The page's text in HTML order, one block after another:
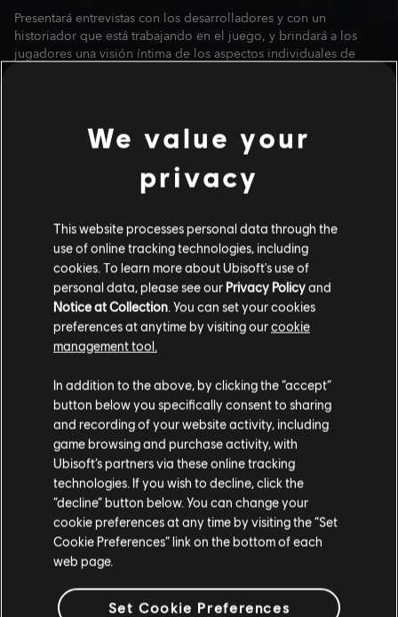
Presentará entrevistas con los desarrolladores y con un
historiador que está trabajando en el juego, y brindará a los
jugadores una visión íntima de los aspectos individuales de
combate y la exploración naval en el mundo abierto del juego y
la recreación de la antigua Grecia.
El primer episodio de Behind the Odyssey, las mecánicas RPG,
se enfocará en cómo los jugadores pueden moldear su
sus consecuencias forman parte de cada aspecto del juego,
desde los diálogos con el jugador hasta los combates y el
modo de juego naval ¿Jugarás como Alexios o como
Kassandra? ¿Por quién lucharás? ¿A quién amarás? En Assassin's
Creed Odyssey decidirás cómo se desarrollará tu historia. No te
pierdas ni este y ni todos los demás episodios de Behind the
Odyssey,todos los jueves a las 2:00 p. m. PT en el canal de
Facebook de Assassin's Creed
Assassin's Creed Odyssey será lanzado para PS4, Xbox One y
PC el 5 de octubre.
Compartir:
We value your
privacy
This website processes personal data through the
use of online tracking technologies, including
cookies. To learn more about Ubisoft's use of
personal data, please see our Privacy Policyand
Notice at Collection . You can set your cookies
preferences at anytime by visiting ourcookie
management tool.
In addition to the above, by clicking the “accept”
button below you specifically consent to sharing
and recording of your website activity, including
game browsing and purchase activity, with
Ubisoft’s partners via these online tracking
technologies. If you wish to decline, click the
“decline” button below. You can change your
cookie preferences at any time by visiting the “Set
Cookie Preferences” link on the bottom of each
web page.
Set Cookie Preferences